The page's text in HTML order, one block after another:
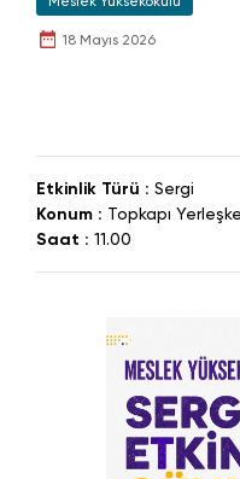
18 Mayıs 2026
Etkinlik Türü : Sergi
Konum : Topkapı
Saat : 11.00